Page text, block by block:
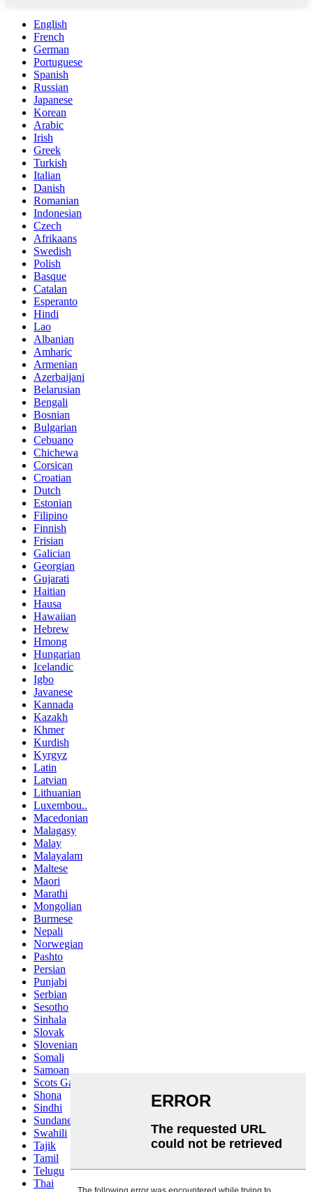
English
French
German
Portuguese
Spanish
Russian
Japanese
Korean
Arabic
Irish
Greek
Turkish
Italian
Danish
Romanian
Indonesian
Czech
Afrikaans
Swedish
Polish
Basque
Catalan
Esperanto
Hindi
Lao
Albanian
Amharic
Armenian
Azerbaijani
Belarusian
Bengali
Bosnian
Bulgarian
Cebuano
Chichewa
Corsican
Croatian
Dutch
Estonian
Filipino
Finnish
Frisian
Galician
Georgian
Gujarati
Haitian
Hausa
Hawaiian
Hebrew
Hmong
Hungarian
Icelandic
Igbo
Javanese
Kannada
Kazakh
Khmer
Kurdish
Kyrgyz
Latin
Latvian
Lithuanian
Luxembou..
Macedonian
Malagasy
Malay
Malayalam
Maltese
Maori
Marathi
Mongolian
Burmese
Nepali
Norwegian
Pashto
Persian
Punjabi
Serbian
Sesotho
Sinhala
Slovak
Slovenian
Somali
Samoan
Scots Gaelic
Shona
Sindhi
Sundanese
Swahili
Tajik
Tamil
Telugu
Thai